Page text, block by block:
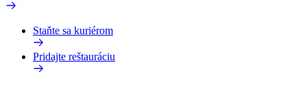
Staňte sa kuriérom
Pridajte reštauráciu